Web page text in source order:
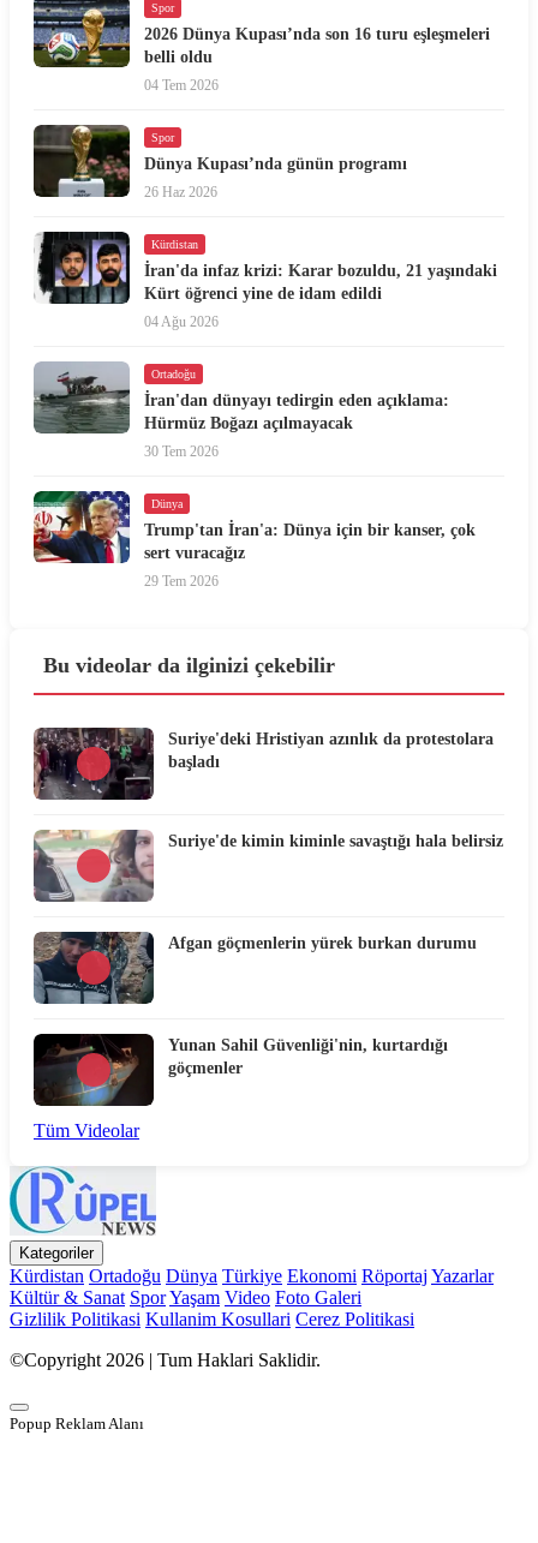
Spor
2026 Dünya Kupası’nda son 16 turu eşleşmeleri
belli oldu
04 Tem 2026
Spor
Dünya Kupası’nda günün programı
26 Haz 2026
Kürdistan
İran'da infaz krizi: Karar bozuldu, 21 yaşındaki
Kürt öğrenci yine de idam edildi
04 Ağu 2026
Ortadoğu
İran'dan dünyayı tedirgin eden açıklama:
Hürmüz Boğazı açılmayacak
30 Tem 2026
Dünya
Trump'tan İran'a: Dünya için bir kanser, çok
sert vuracağız
29 Tem 2026
Bu videolar da ilginizi çekebilir
Suriye'deki Hristiyan azınlık da protestolara
başladı
Suriye'de kimin kiminle savaştığı hala belirsiz
Afgan göçmenlerin yürek burkan durumu
Yunan Sahil Güvenliği'nin, kurtardığı
göçmenler
Tüm Videolar
Kategoriler
Kürdistan Ortadoğu Dünya Türkiye Ekonomi Röportaj Yazarlar
Kültür & Sanat SporYaşam Video Foto Galeri
Gizlilik Politikasi Kullanim Kosullari Cerez Politikasi
©Copyright 2026 | Tum Haklari Saklidir.
Popup Reklam Alanı